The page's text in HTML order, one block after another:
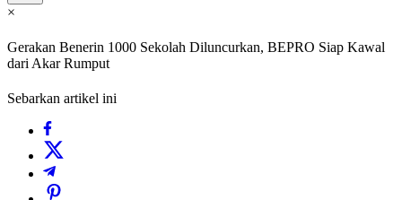
×
Gerakan Benerin 1000 Sekolah Diluncurkan, BEPRO Siap Kawal
dari Akar Rumput
Sebarkan artikel ini